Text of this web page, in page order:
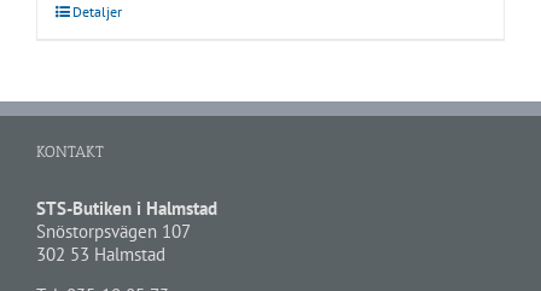
Detaljer
KONTAKT
STS-Butiken i Halmstad
Snöstorpsvägen 107
302 53 Halmstad